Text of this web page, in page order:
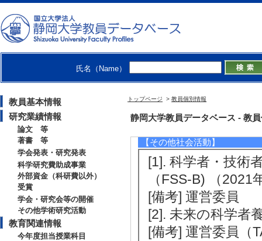
氏名（Name）
教員基本情報
研究業績情報
論文 等
著書 等
学会発表・研究発表
科学研究費助成事業
外部資金（科研費以外）
受賞
学会・研究会等の開催
その他学術研究活動
教育関連情報
今年度担当授業科目
トップページ > 教員個別情報
静岡大学教員データベース - 教
[2]. 日本繁殖生物
[3]. 日本繁殖生物
[4]. Journal of
4月 ) [団体名] 公
[5]. 東海畜産学会
[備考] 役割(評議
【その他社会活動】
[1]. 科学者・技術
（FSS-B) （2021
[備考] 運営委員
[2]. 未来の科学者
[備考] 運営委員（